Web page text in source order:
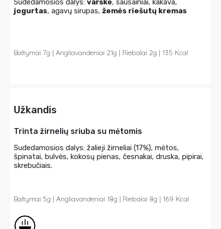
jogurtas, agavų sirupas, žemės riešutų kremas
Baltymai 7g | Angliavandeniai 21g | Riebalai 2g | 135 Kcal
Užkandis
Trinta žirnelių sriuba su mėtomis
Sudedamosios dalys: žalieji žirneliai (17%), mėtos,
špinatai, bulvės, kokosų pienas, česnakai, druska, pipirai,
skrebučiais.
Baltymai 5g | Angliavandeniai 18g | Riebalai 8g | 169 Kcal